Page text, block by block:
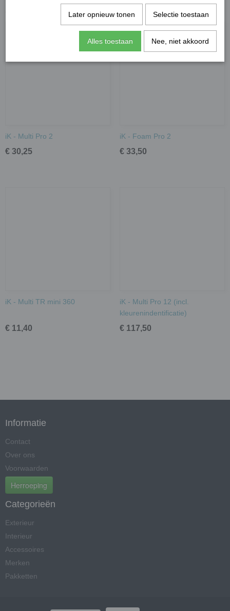
Ook interessant
iK - Multi Pro 2
€ 30,25
iK - Foam Pro 2
€ 33,50
iK - Multi TR mini 360
€ 11,40
iK - Multi Pro 12 (incl.
kleurenindentificatie)
€ 117,50
Informatie
Contact
Over ons
Voorwaarden
Herroeping
Categorieën
Exterieur
Interieur
Accessoires
Merken
Pakketten
Later opnieuw tonen Selectie toestaan
Alles toestaan Nee, niet akkoord